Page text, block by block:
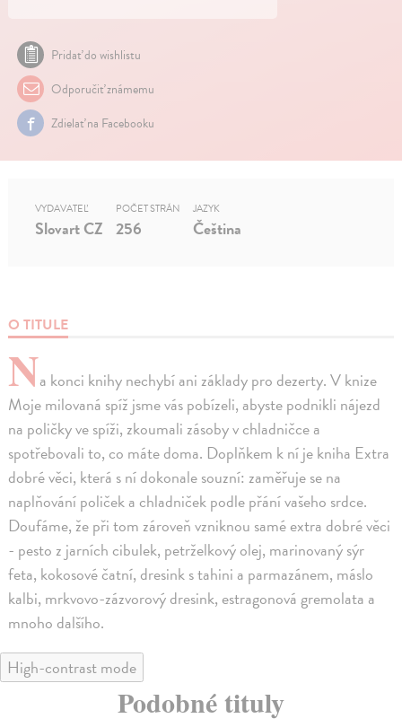
Pridať do wishlistu
Odporučiť známemu
Zdielať na Facebooku
O TITULE
Na konci knihy nechybí ani základy pro dezerty. V knize
Moje milovaná spíž jsme vás pobízeli, abyste podnikli nájezd
na poličky ve spíži, zkoumali zásoby v chladničce a
spotřebovali to, co máte doma. Doplňkem k ní je kniha Extra
dobré věci, která s ní dokonale souzní: zaměřuje se na
naplňování poliček a chladniček podle přání vašeho srdce.
Doufáme, že při tom zároveň vzniknou samé extra dobré věci
- pesto z jarních cibulek, petrželkový olej, marinovaný sýr
feta, kokosové čatní, dresink s tahini a parmazánem, máslo
kalbi, mrkvovo-zázvorový dresink, estragonová gremolata a
mnoho dalšího.
VYDAVATEĽ
Slovart CZ
POČET STRÁN
256
JAZYK
Čeština
High-contrast mode
Podobné tituly